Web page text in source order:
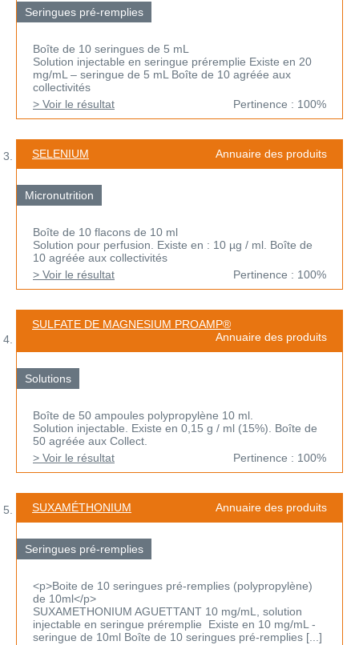
Seringues pré-remplies
Boîte de 10 seringues de 5 mL
Solution injectable en seringue préremplie Existe en 20
mg/mL – seringue de 5 mL Boîte de 10 agréée aux
collectivités
> Voir le résultat
Pertinence : 100%
SELENIUM Annuaire des produits
Micronutrition
Boîte de 10 flacons de 10 ml
Solution pour perfusion. Existe en : 10 µg / ml. Boîte de
10 agréée aux collectivités
> Voir le résultat
Pertinence : 100%
SULFATE DE MAGNESIUM PROAMP®
Annuaire des produits
Solutions
Boîte de 50 ampoules polypropylène 10 ml.
Solution injectable. Existe en 0,15 g / ml (15%). Boîte de
50 agréée aux Collect.
> Voir le résultat
Pertinence : 100%
SUXAMÉTHONIUM Annuaire des produits
Seringues pré-remplies
<p>Boite de 10 seringues pré-remplies (polypropylène)
de 10ml</p>
SUXAMETHONIUM AGUETTANT 10 mg/mL, solution
injectable en seringue préremplie Existe en 10 mg/mL -
seringue de 10ml Boîte de 10 seringues pré-remplies [...]